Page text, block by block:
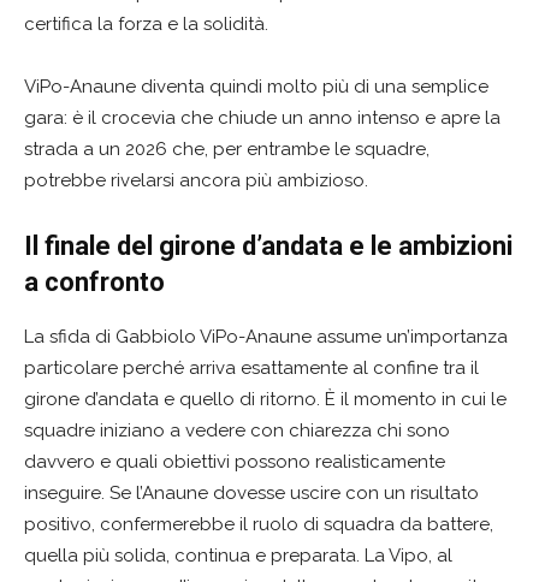
certifica la forza e la solidità.
ViPo-Anaune diventa quindi molto più di una semplice
gara: è il crocevia che chiude un anno intenso e apre la
strada a un 2026 che, per entrambe le squadre,
potrebbe rivelarsi ancora più ambizioso.
Il finale del girone d’andata e le ambizioni
a confronto
La sfida di Gabbiolo ViPo-Anaune assume un’importanza
particolare perché arriva esattamente al confine tra il
girone d’andata e quello di ritorno. È il momento in cui le
squadre iniziano a vedere con chiarezza chi sono
davvero e quali obiettivi possono realisticamente
inseguire. Se l’Anaune dovesse uscire con un risultato
positivo, confermerebbe il ruolo di squadra da battere,
quella più solida, continua e preparata. La Vipo, al